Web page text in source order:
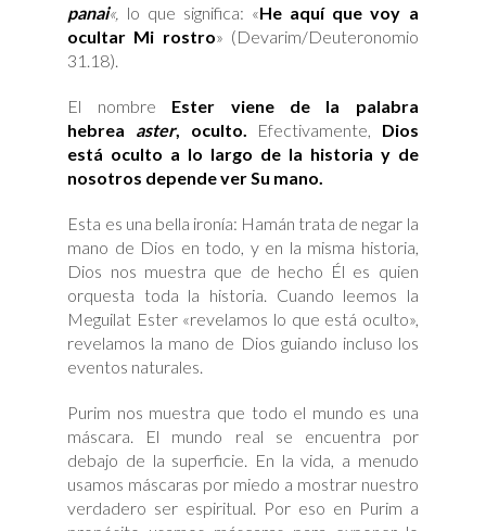
panai«, lo que significa: «He aquí que voy a
ocultar Mi rostro» (Devarim/Deuteronomio
31.18).
El nombre Ester viene de la palabra
hebrea aster, oculto. Efectivamente, Dios
está oculto a lo largo de la historia y de
nosotros depende ver Su mano.
Esta es una bella ironía: Hamán trata de negar la
mano de Dios en todo, y en la misma historia,
Dios nos muestra que de hecho Él es quien
orquesta toda la historia. Cuando leemos la
Meguilat Ester «revelamos lo que está oculto»,
revelamos la mano de Dios guiando incluso los
eventos naturales.
Purim nos muestra que todo el mundo es una
máscara. El mundo real se encuentra por
debajo de la superficie. En la vida, a menudo
usamos máscaras por miedo a mostrar nuestro
verdadero ser espiritual. Por eso en Purim a